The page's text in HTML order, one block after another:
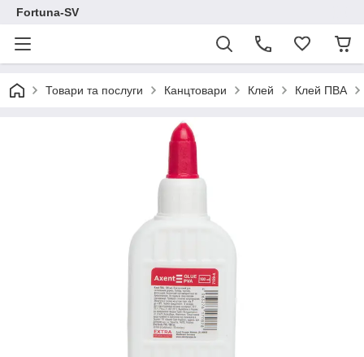
Fortuna-SV
Товари та послуги Канцтовари Клей Клей ПВА